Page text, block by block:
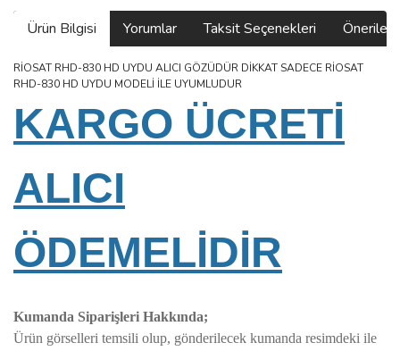
Ürün Bilgisi Yorumlar Taksit Seçenekleri
RİOSAT RHD-830 HD UYDU ALICI GÖZÜDÜR DİKKAT SADECE RİOSAT
RHD-830 HD UYDU MODELİ İLE UYUMLUDUR
KARGO ÜCRETİ
ALICI
ÖDEMELİDİR
Kumanda Siparişleri Hakkında;
Ürün görselleri temsili olup, gönderilecek kumanda resimdeki ile